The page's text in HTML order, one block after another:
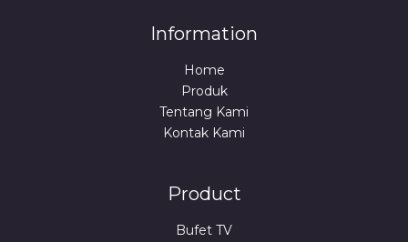
Information
Home
Produk
Tentang Kami
Kontak Kami
Product
Bufet TV